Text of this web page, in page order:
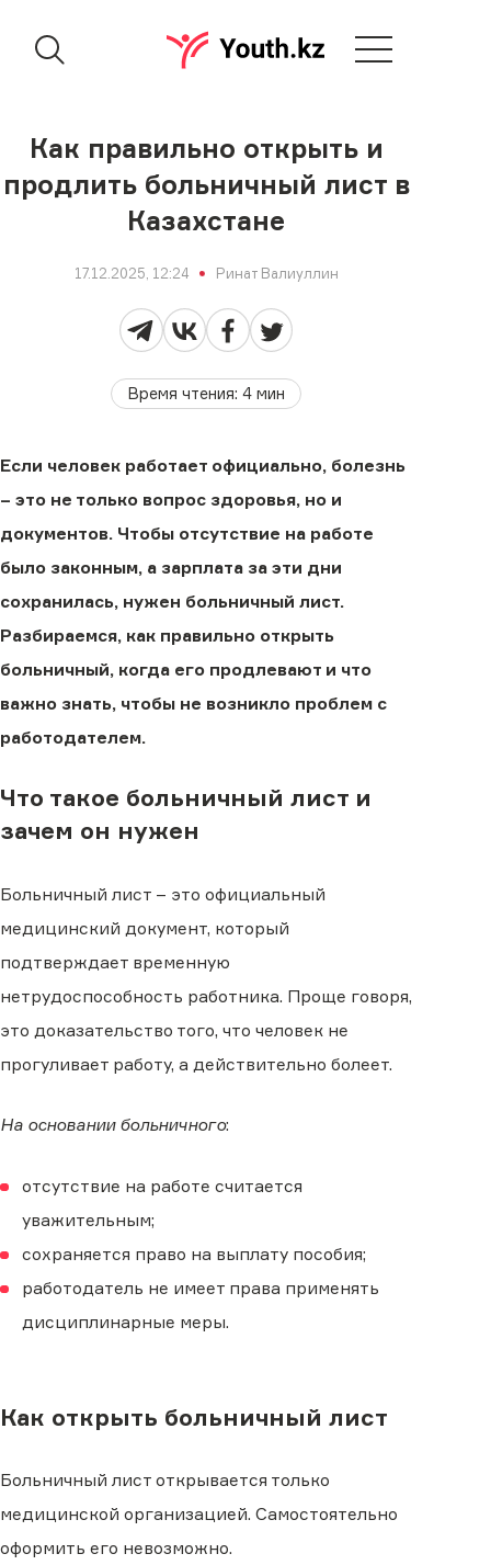
Как правильно открыть и
продлить больничный лист в
Казахстане
17.12.2025, 12:24 Ринат Валиуллин
Время чтения: 4мин
Если человек работает официально, болезнь
– это не только вопрос здоровья, но и
документов. Чтобы отсутствие на работе
было законным, а зарплата за эти дни
сохранилась, нужен больничный лист.
Разбираемся, как правильно открыть
больничный, когда его продлевают и что
важно знать, чтобы не возникло проблем с
работодателем.
Что такое больничный лист и
зачем он нужен
Больничный лист – это официальный
медицинский документ, который
подтверждает временную
нетрудоспособность работника. Проще говоря,
это доказательство того, что человек не
прогуливает работу, а действительно болеет.
На основании больничного:
отсутствие на работе считается
уважительным;
сохраняется право на выплату пособия;
работодатель не имеет права применять
дисциплинарные меры.
Как открыть больничный лист
Больничный лист открывается только
медицинской организацией. Самостоятельно
оформить его невозможно.